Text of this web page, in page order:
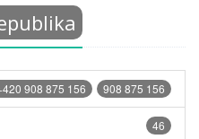
908 875 156
908 875 156
46